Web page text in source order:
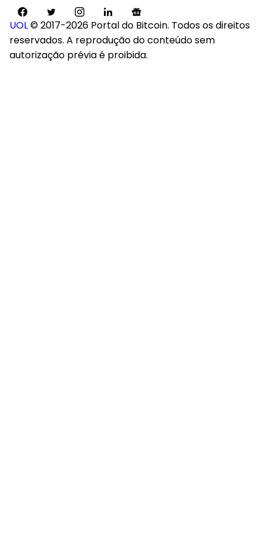
UOL© 2017-2026 Portal do Bitcoin. Todos os direitos
reservados. A reprodução do conteúdo sem
autorização prévia é proibida.